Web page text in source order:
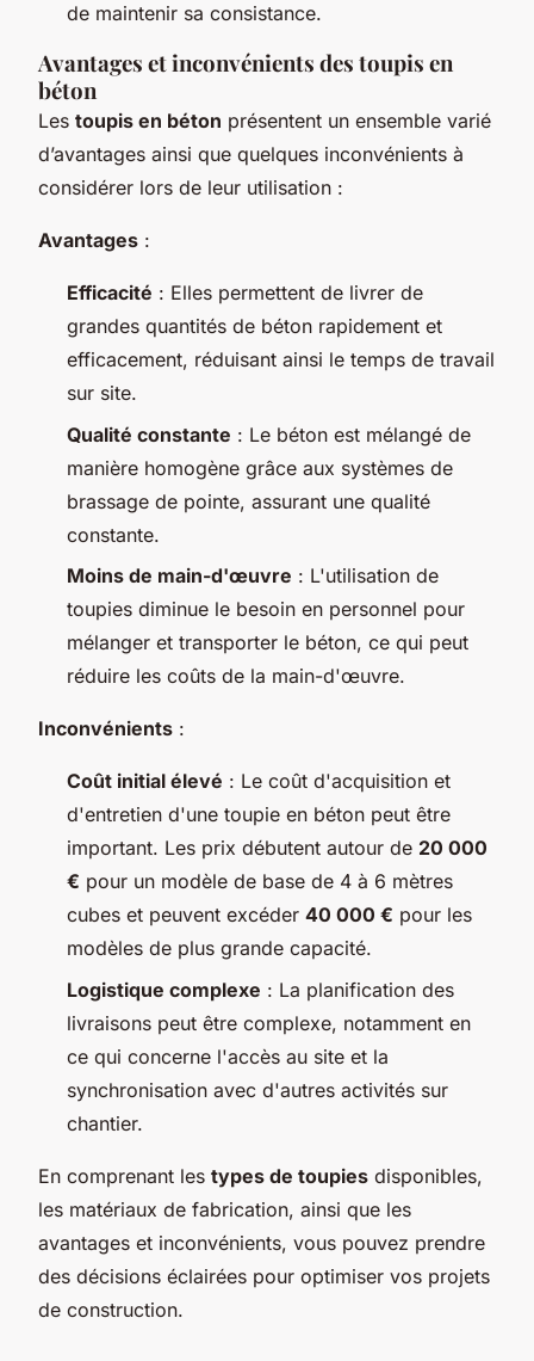
de maintenir sa consistance.
Avantages et inconvénients des toupis en
béton
Les toupis en béton présentent un ensemble varié
d’avantages ainsi que quelques inconvénients à
considérer lors de leur utilisation :
Avantages :
Efficacité : Elles permettent de livrer de
grandes quantités de béton rapidement et
efficacement, réduisant ainsi le temps de travail
sur site.
Qualité constante : Le béton est mélangé de
manière homogène grâce aux systèmes de
brassage de pointe, assurant une qualité
constante.
Moins de main-d'œuvre : L'utilisation de
toupies diminue le besoin en personnel pour
mélanger et transporter le béton, ce qui peut
réduire les coûts de la main-d'œuvre.
Inconvénients :
Coût initial élevé : Le coût d'acquisition et
d'entretien d'une toupie en béton peut être
important. Les prix débutent autour de 20 000
€ pour un modèle de base de 4 à 6 mètres
cubes et peuvent excéder 40 000 € pour les
modèles de plus grande capacité.
Logistique complexe : La planification des
livraisons peut être complexe, notamment en
ce qui concerne l'accès au site et la
synchronisation avec d'autres activités sur
chantier.
En comprenant les types de toupies disponibles,
les matériaux de fabrication, ainsi que les
avantages et inconvénients, vous pouvez prendre
des décisions éclairées pour optimiser vos projets
de construction.